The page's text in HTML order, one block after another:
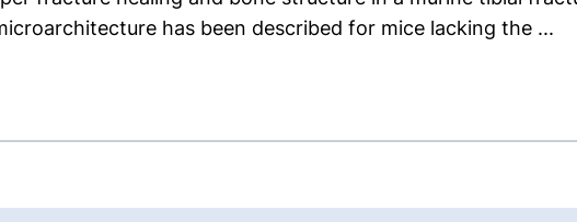
has been described for mice lacking the ...